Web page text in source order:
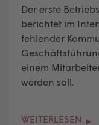
Der erste
berichtet im
fehlender
einem
werden soll.
WEITERLESEN